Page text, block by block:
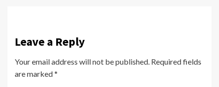
Leave a Reply
Your email address will not be published. Required fields
are marked*